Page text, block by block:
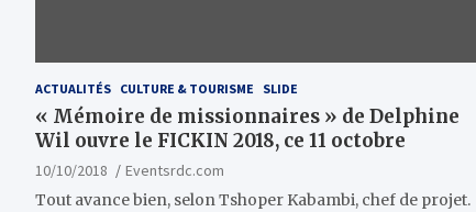
ACTUALITÉS CULTURE & TOURISME SLIDE
« Mémoire de missionnaires » de Delphine
Wil ouvre le FICKIN 2018, ce 11 octobre
10/10/2018
Eventsrdc.com
Tout avance bien, selon Tshoper Kabambi, chef de projet.